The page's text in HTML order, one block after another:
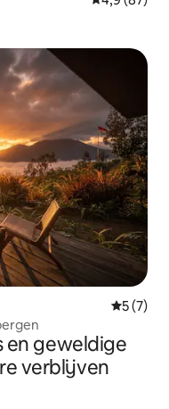
5 (7)
en geweldige
verblijven